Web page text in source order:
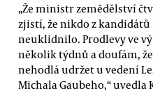
„Že ministr zemědělství
zjistí, že nikdo z
neuklidnilo. Prodlevy ve
několik týdnů a doufám,
nehodlá udržet u vedení
Michala Gaubeho,“ uvedla